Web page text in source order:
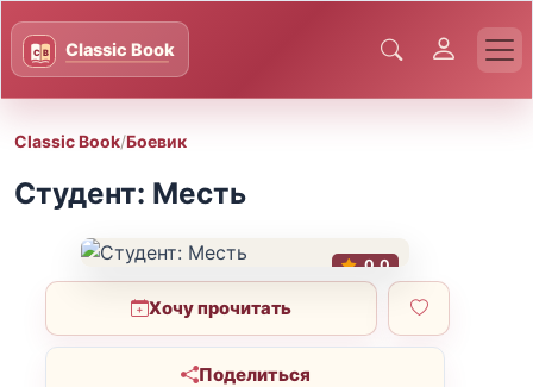
Classic Book/Боевик
Студент: Месть
0.0
Хочу прочитать
Поделиться